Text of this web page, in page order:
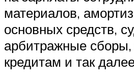
материалов,
основных средств,
арбитражные
кредитам и так